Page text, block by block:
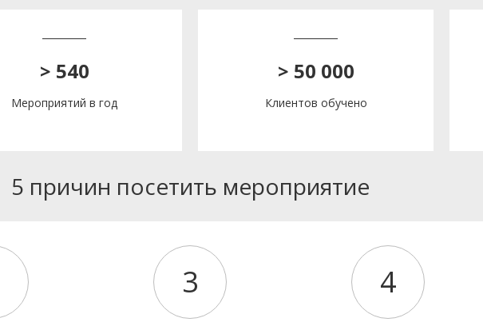
> 540
Мероприятий в год
> 50 000
Клиентов обучено
5 причин посетить мероприятие
3 4